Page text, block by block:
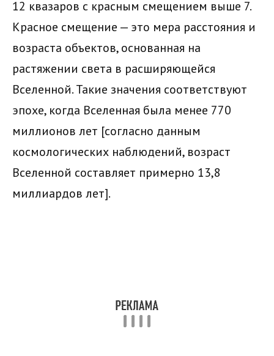
12 квазаров с красным смещением выше 7.
Красное смещение — это мера расстояния и
возраста объектов, основанная на
растяжении света в расширяющейся
Вселенной. Такие значения соответствуют
эпохе, когда Вселенная была менее 770
миллионов лет [согласно данным
космологических наблюдений, возраст
Вселенной составляет примерно 13,8
миллиардов лет].